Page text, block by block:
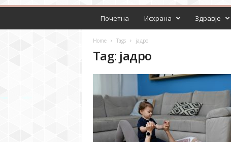
Почетна Исхрана Здравје
Home Tags јадро
Tag: јадро